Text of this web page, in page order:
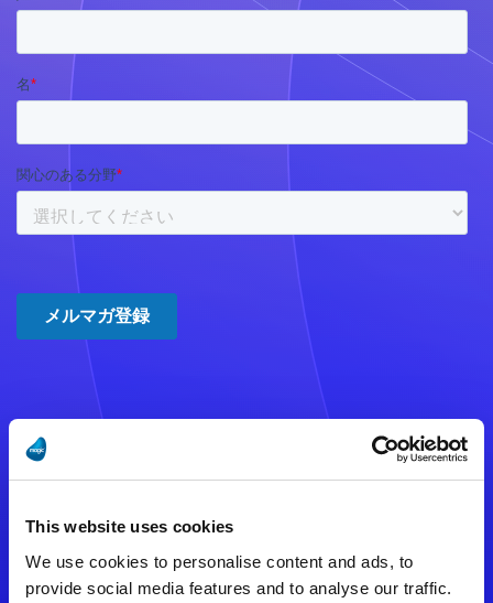
This website uses cookies
We use cookies to personalise content and ads, to
provide social media features and to analyse our traffic.
注意事項
ある可能性があります。